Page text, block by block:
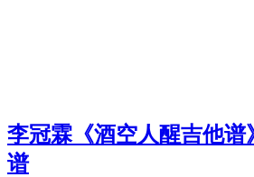
李冠霖《酒空人醒吉他谱
谱